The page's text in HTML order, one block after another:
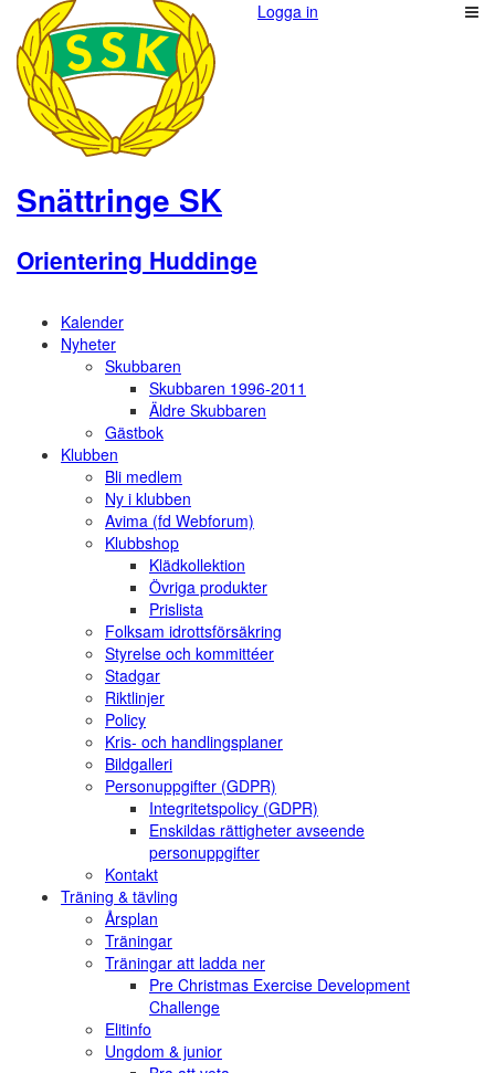
Logga in
Snättringe SK
Orientering Huddinge
Kalender
Nyheter
Skubbaren
Skubbaren 1996-2011
Äldre Skubbaren
Gästbok
Klubben
Bli medlem
Ny i klubben
Avima (fd Webforum)
Klubbshop
Klädkollektion
Övriga produkter
Prislista
Folksam idrottsförsäkring
Styrelse och kommittéer
Stadgar
Riktlinjer
Policy
Kris- och handlingsplaner
Bildgalleri
Personuppgifter (GDPR)
Integritetspolicy (GDPR)
Enskildas rättigheter avseende
personuppgifter
Kontakt
Träning & tävling
Årsplan
Träningar
Träningar att ladda ner
Pre Christmas Exercise Development
Challenge
Elitinfo
Ungdom & junior